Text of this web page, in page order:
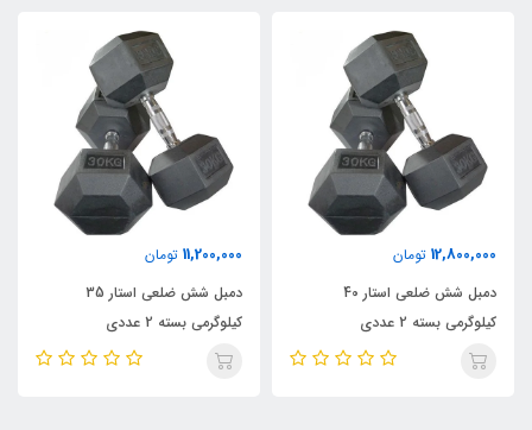
12,800,000 تومان
دمبل شش ضلعی استار 40
کیلوگرمی بسته 2 عددی
11,200,000 تومان
دمبل شش ضلعی استار 35
کیلوگرمی بسته 2 عددی